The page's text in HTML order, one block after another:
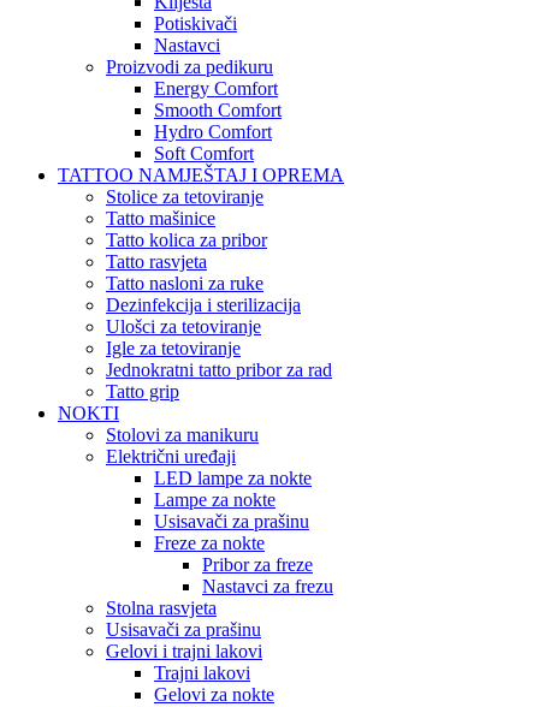
Potiskivači
Nastavci
Proizvodi za pedikuru
Energy Comfort
Smooth Comfort
Hydro Comfort
Soft Comfort
TATTOO NAMJEŠTAJ I OPREMA
Stolice za tetoviranje
Tatto mašinice
Tatto kolica za pribor
Tatto rasvjeta
Tatto nasloni za ruke
Dezinfekcija i sterilizacija
Ulošci za tetoviranje
Igle za tetoviranje
Jednokratni tatto pribor za rad
Tatto grip
NOKTI
Stolovi za manikuru
Električni uređaji
LED lampe za nokte
Lampe za nokte
Usisavači za prašinu
Freze za nokte
Pribor za freze
Nastavci za frezu
Stolna rasvjeta
Usisavači za prašinu
Gelovi i trajni lakovi
Trajni lakovi
Gelovi za nokte